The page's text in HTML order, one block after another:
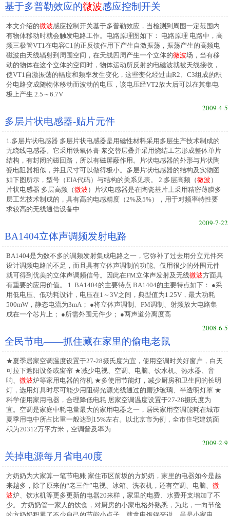
基于多普勒效应的微波感应控制开关
本文介绍的微波感应控制开关基于多普勒效应，当检测到周围一定范围内
有物体移动时就会触发电路工作。电路原理图如下： 电路原理 电路中，高
频三极管VT1在电容C1的正反馈作用下产生自激振荡，振荡产生的高频电
磁波由天线辐射到周围空间，在天线四周产生一个立体的微波场，当有移
动的物体在这个立体的空间时，物体运动所反射的电磁波就被天线接收，
使VT1自激振荡的幅度和频率发生变化，这些变化经过由R2、C3组成的积
分电路变成随物体移动而波动的电压，该电压经VT2放大后可以在其集电
极上产生 2.5～6.7V
2009-4-5
多层片状电感器-贴片元件
1.多层片状电感器 多层片状电感器是用磁性材料采用多层生产技术制成的
无绕线电感器。它采用铁氧体膏 浆交替层叠并采用烧结工艺形成整体单片
结构，有封闭的磁回路，所以有磁屏蔽作用。片状电感器的外形与片状陶
瓷电阻器相似，并且尺寸可以做得极小。多层片状电感器的结构及实物图
如下图所示，型号（EIA代码）与结构的关系见表。 2.多层高频（微波 ）
片状电感器 多层高频（微波 ）片状电感器是在陶瓷基片上采用精密薄膜多
层工艺技术制成的，具有高的电感精度（2%及5%），用于对频率特性要
求较高的无线通信设备中
2009-7-22
BA1404立体声调频发射电路
BA1404是为数不多的调频发射集成电路之一，它弥补了过去用分立元件来
设计调频电路的不足，而且具有立体声调制的功能。仅用很少的外围元件
就可得到优美的立体声调频信号。因此在FM立体声发射及无线微波方面具
有重要的应用价值。 1. BA1404的主要特点 BA1404的主要特点如下： ●采
用低电压、低功耗设计，电压在1～3V之间，典型值为1.25V，最大功耗
500mW，静态电流为3mA； ●将立体声调制、FM调制、射频放大电路集
成在一个芯片上； ●所需外围元件少； ●两声道分离度高
2008-6-5
全民节电——抓住藏在家里的偷电老鼠
★夏季居家空调温度设置于27-28摄氏度为宜，使用空调时关好窗户，白天
可拉下遮阳设备或窗帘 ★减少电视、空调、电脑、饮水机、热水器、音
响、微波炉等家用电器的待机 ★多使用节能灯，减少厨房和卫生间的长明
灯，选用灯具时尽可能少用阻碍光源光线通过的磨沙玻璃、半透明灯罩 ★
科学使用家用电器，合理降低电耗 居家空调温度设置于27-28摄氏度为
宜。空调是家庭中耗电量最大的家用电器之一，居民家用空调能耗在城市
夏季用电中所占比重一般达到15%左右。以北京市为例，全市住宅建筑面
积为20312万平方米，空调普及率为
2009-2-9
关掉电源每月省电40度
方奶奶为大家算一笔节电账 家住市区前坂的方奶奶，家里的电器如今是越
来越多，除了原来的“老三件”电视、冰箱、洗衣机，还有空调、电脑、微
波炉、饮水机等更多更新的电器20来样，家里的电费、水费开支增加了不
少。 方奶奶管一家人的饮食，对厨房的小家电格外熟悉，为此，一向节俭